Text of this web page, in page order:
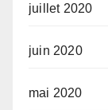
juillet 2020
juin 2020
mai 2020